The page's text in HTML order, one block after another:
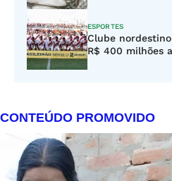
ESPORTES
Clube
R$ 400 milhões